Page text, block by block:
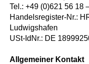
Tel.: +49 (0)621 56 18
Handelsregister-Nr.:
Ludwigshafen
USt-IdNr.: DE
Allgemeiner Kontakt